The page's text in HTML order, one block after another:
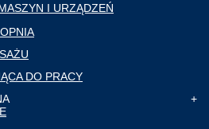
I URZĄDZEŃ
DO PRACY